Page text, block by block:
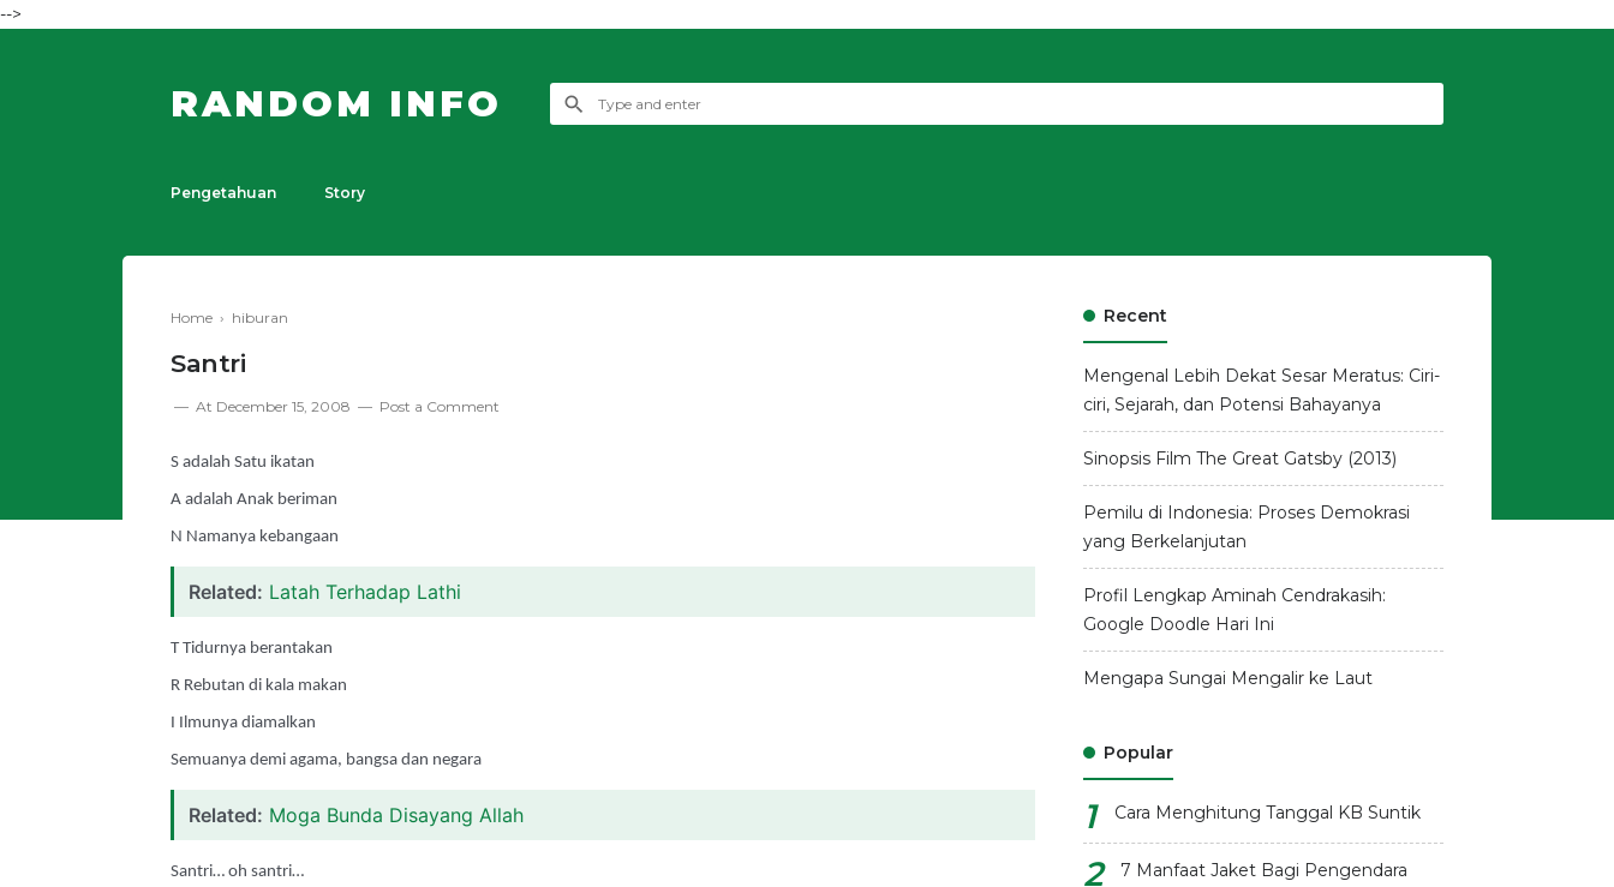
-->
RANDOM INFO
Pengetahuan Story
Home › hiburan
Santri
At December 15, 2008 Post a Comment
S adalah Satu ikatan
A adalah Anak beriman
N Namanya kebangaan
Related: Latah Terhadap Lathi
T Tidurnya berantakan
R Rebutan di kala makan
I Ilmunya diamalkan
Semuanya demi agama, bangsa dan negara
Related: Moga Bunda Disayang Allah
Santri… oh santri…
Recent
Mengenal Lebih Dekat Sesar Meratus: Ciri-
ciri, Sejarah, dan Potensi Bahayanya
Sinopsis Film The Great Gatsby (2013)
Pemilu di Indonesia: Proses Demokrasi
yang Berkelanjutan
Profil Lengkap Aminah Cendrakasih:
Google Doodle Hari Ini
Mengapa Sungai Mengalir ke Laut
Popular
Cara Menghitung Tanggal KB Suntik
7 Manfaat Jaket Bagi Pengendara